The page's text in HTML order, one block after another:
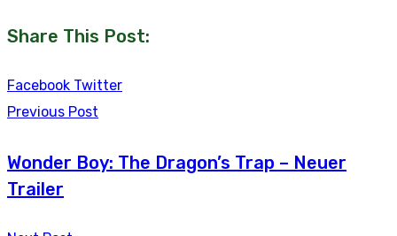
Share This Post:
Facebook TwitterYoutube
LinkedIn
Whatsapp
Tumblr
Reddit
Previous Post
Wonder Boy: The Dragon’s Trap – Neuer
Trailer